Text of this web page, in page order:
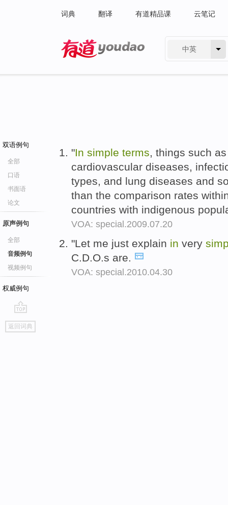
词典 翻译 有道精品课 云笔记
中英
双语例句
全部
口语
书面语
论文
原声例句
全部
音频例句
视频例句
权威例句
go
top
返回词典
"In simple terms, things such
cardiovascular diseases,
types, and lung diseases and
than the comparison rates
countries with indigenous
VOA: special.2009.07.20
"Let me just explain in very
C.D.O.s are.
VOA: special.2010.04.30